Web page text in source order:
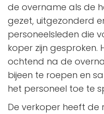
de overname als de
gezet, uitgezonderd
personeelsleden die
koper zijn gesproken.
ochtend na de
bijeen te roepen en
het personeel toe te
De verkoper heeft